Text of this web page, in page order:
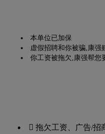
本单位已加保
虚假招聘和你被骗,康强
你工资被拖欠,康强帮您
 拖欠工资、广告/